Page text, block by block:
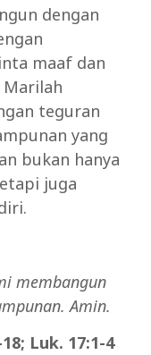
dengan
maaf dan
teguran
yang
bukan hanya
juga
membangun
Amin.
Luk. 17:1-4